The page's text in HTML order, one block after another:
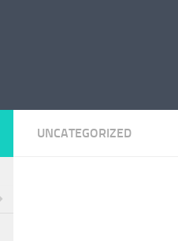
UNCATEGORIZED